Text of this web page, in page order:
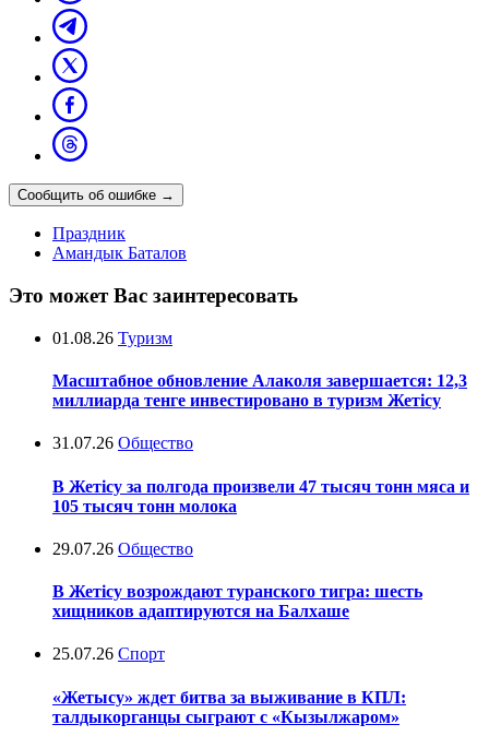
Сообщить об ошибке →
Праздник
Амандык Баталов
Это может Вас заинтересовать
01.08.26 Туризм
Масштабное обновление Алаколя завершается: 12,3
миллиарда тенге инвестировано в туризм Жетісу
31.07.26 Общество
В Жетісу за полгода произвели 47 тысяч тонн мяса и
105 тысяч тонн молока
29.07.26 Общество
В Жетісу возрождают туранского тигра: шесть
хищников адаптируются на Балхаше
25.07.26 Спорт
«Жетысу» ждет битва за выживание в КПЛ:
талдыкорганцы сыграют с «Кызылжаром»